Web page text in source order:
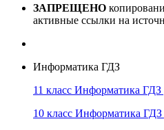
ЗАПРЕЩЕНО
активные ссылки на
Информатика ГДЗ
11 класс Информатика ГДЗ
10 класс Информатика ГДЗ